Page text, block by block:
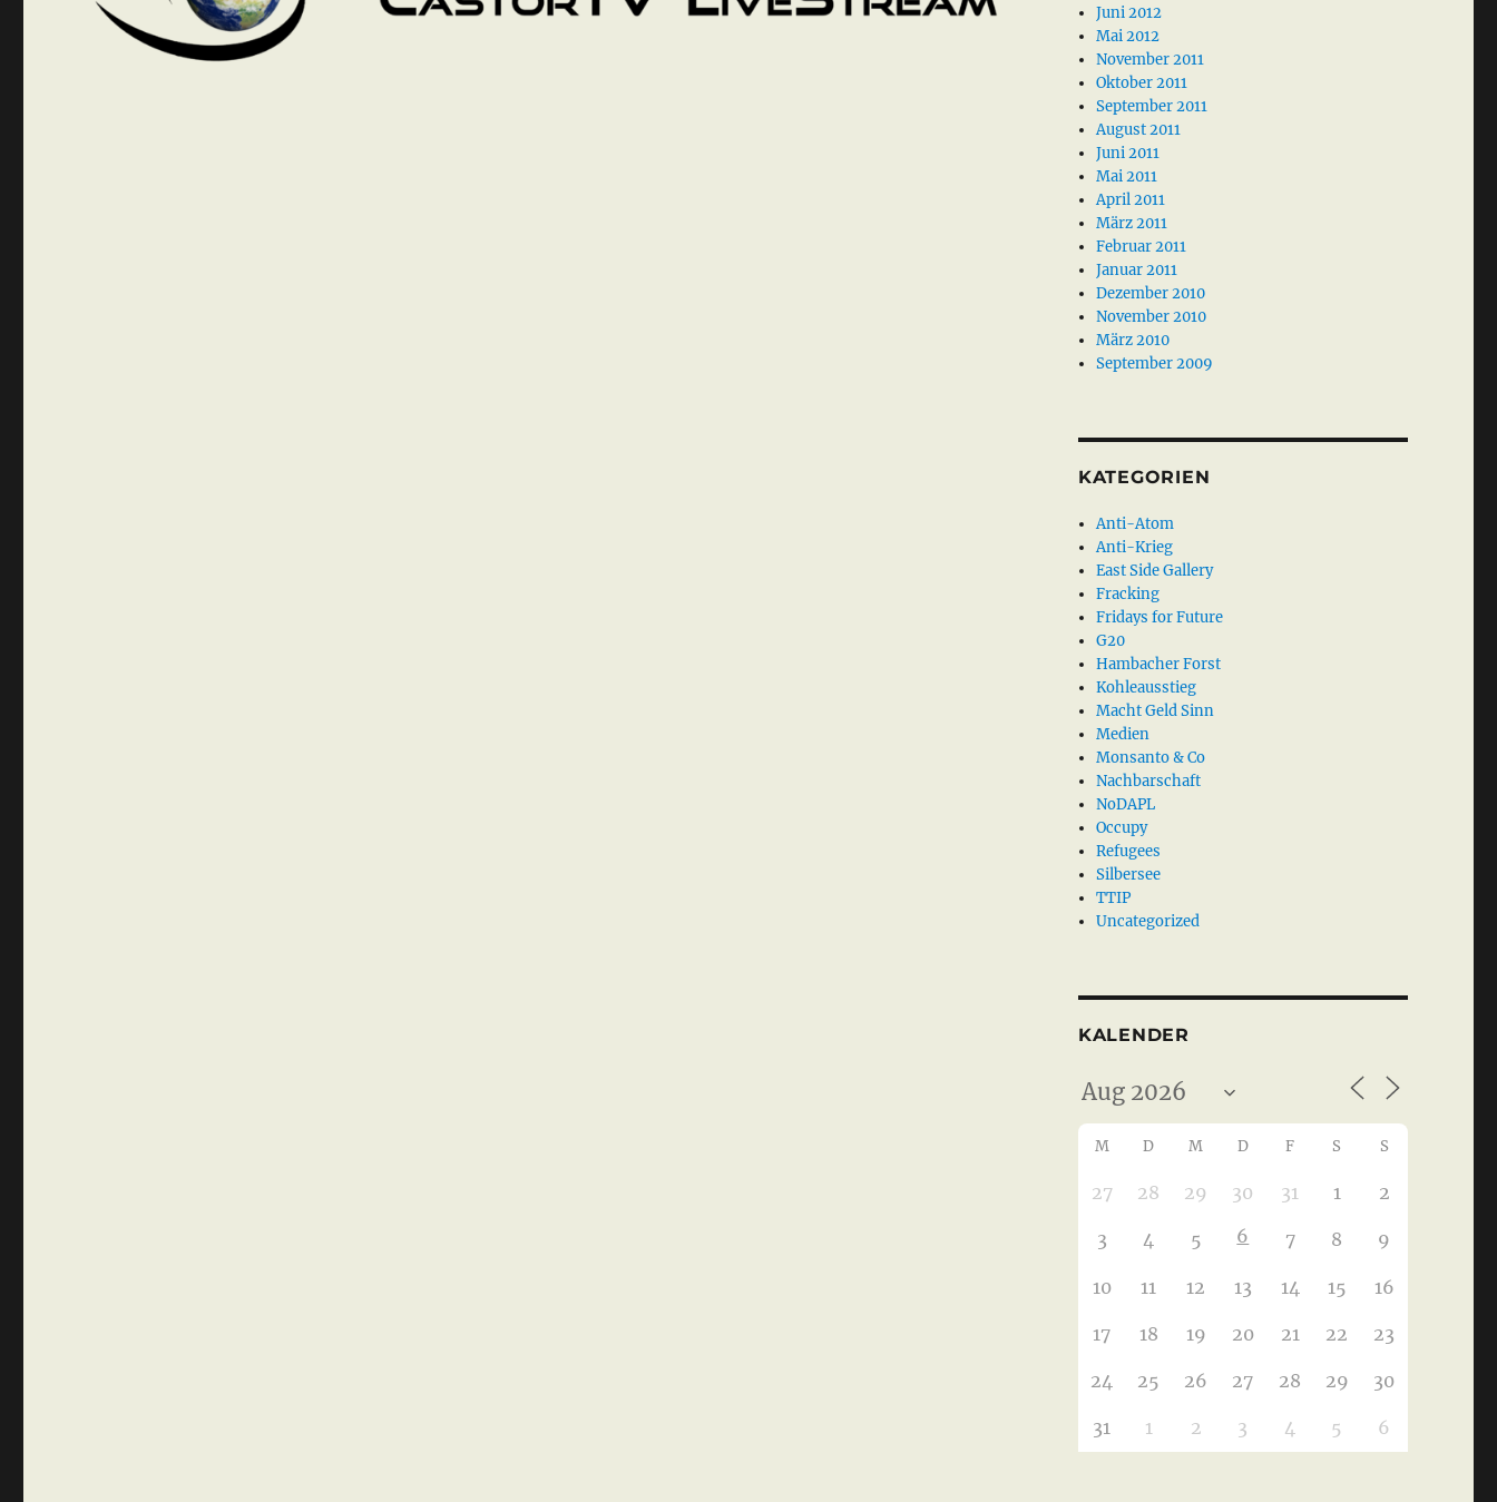
Juni 2012
Mai 2012
November 2011
Oktober 2011
September 2011
August 2011
Juni 2011
Mai 2011
April 2011
März 2011
Februar 2011
Januar 2011
Dezember 2010
November 2010
März 2010
September 2009
KATEGORIEN
Anti-Atom
Anti-Krieg
East Side Gallery
Fracking
Fridays for Future
G20
Hambacher Forst
Kohleausstieg
Macht Geld Sinn
Medien
Monsanto & Co
Nachbarschaft
NoDAPL
Occupy
Refugees
Silbersee
TTIP
Uncategorized
KALENDER
M D M D F S S
27 28 29 30 31 1 2
3 4 5 6 7 8 9
10 11 12 13 14 15 16
17 18 19 20 21 22 23
24 25 26 27 28 29 30
31 1 2 3 4 5 6